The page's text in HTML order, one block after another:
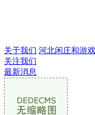
关于我们 河北闲庄和游
关注我们
最新消息